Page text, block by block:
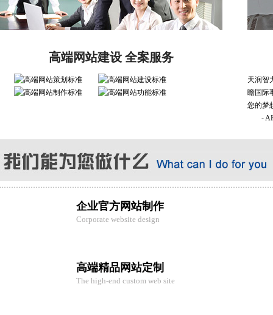
高端网站建设 全案服务
天润智
瞻国际
您的梦
-
企业官方网站制作
Corporate website design
高端精品网站定制
The high-end custom web site